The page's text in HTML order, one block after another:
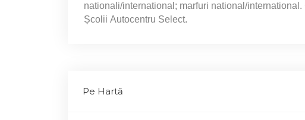
nationali/international; marfuri national/
Școlii Autocentru Select.
Pe Hartă